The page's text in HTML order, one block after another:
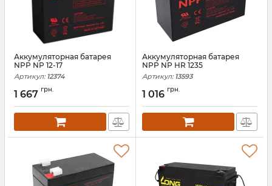
Аккумуляторная батарея
NPP NP 12-17
Артикул: 12374
1 667 грн.
Аккумуляторная батарея
NPP NP HR 1235
Артикул: 13593
1 016 грн.